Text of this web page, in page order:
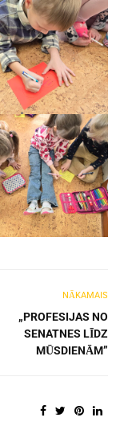
NĀKAMAIS
„PROFESIJAS NO
SENATNES LĪDZ
MŪSDIENĀM”